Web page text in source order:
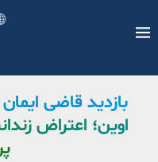
بازدید قاضی
اوین؛ اعتراض